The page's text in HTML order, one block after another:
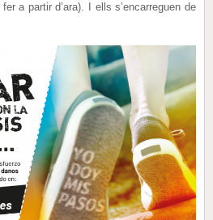
a partir d’ara). I ells s’encarreguen de